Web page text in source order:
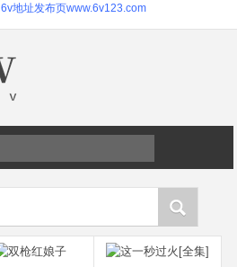
6v地址发布页www.6v123.com